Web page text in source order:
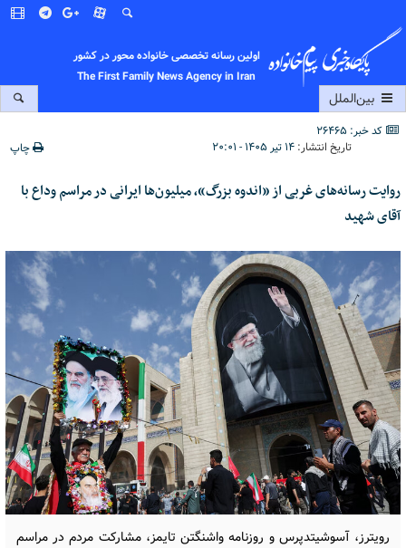
اولین رسانه تخصصی خانواده محور در کشور
The First Family News Agency in Iran
بین‌الملل
کد خبر: 26465
تاریخ انتشار:۱۴ تیر ۱۴۰۵ - ۲۰:۰۱ چاپ
روایت رسانه‌های غربی از «اندوه بزرگ»، میلیون‌ها ایرانی در مراسم وداع با
آقای شهید
رویترز، آسوشیتدپرس و روزنامه واشنگتن تایمز، مشارکت مردم در مراسم